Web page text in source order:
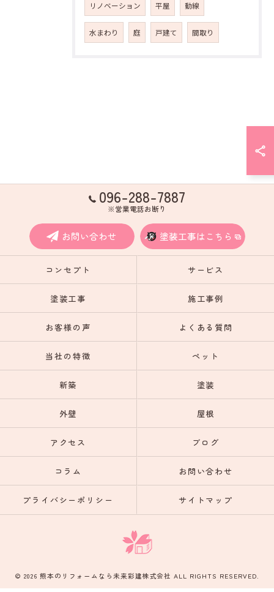
リノベーション 平屋 動線
水まわり 庭 戸建て 間取り
096-288-7887
※営業電話お断り
お問い合わせ 塗装工事はこちら
コンセプト サービス
塗装工事 施工事例
お客様の声 よくある質問
当社の特徴 ペット
新築 塗装
外壁 屋根
アクセス ブログ
コラム お問い合わせ
プライバシーポリシー サイトマップ
© 2026 熊本のリフォームなら未来彩建株式会社 ALL RIGHTS RESERVED.